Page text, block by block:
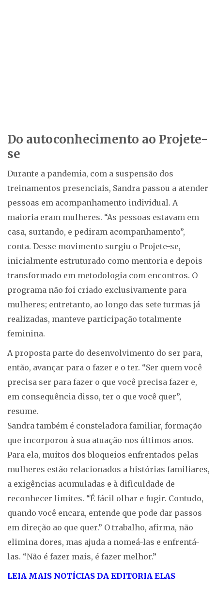
Do autoconhecimento ao Projete-
se
Durante a pandemia, com a suspensão dos
treinamentos presenciais, Sandra passou a atender
pessoas em acompanhamento individual. A
maioria eram mulheres. “As pessoas estavam em
casa, surtando, e pediram acompanhamento”,
conta. Desse movimento surgiu o Projete-se,
inicialmente estruturado como mentoria e depois
transformado em metodologia com encontros. O
programa não foi criado exclusivamente para
mulheres; entretanto, ao longo das sete turmas já
realizadas, manteve participação totalmente
feminina.
A proposta parte do desenvolvimento do ser para,
então, avançar para o fazer e o ter. “Ser quem você
precisa ser para fazer o que você precisa fazer e,
em consequência disso, ter o que você quer”,
resume.
Sandra também é consteladora familiar, formação
que incorporou à sua atuação nos últimos anos.
Para ela, muitos dos bloqueios enfrentados pelas
mulheres estão relacionados a histórias familiares,
a exigências acumuladas e à dificuldade de
reconhecer limites. “É fácil olhar e fugir. Contudo,
quando você encara, entende que pode dar passos
em direção ao que quer.” O trabalho, afirma, não
elimina dores, mas ajuda a nomeá-las e enfrentá-
las. “Não é fazer mais, é fazer melhor.”
LEIA MAIS NOTÍCIAS DA EDITORIA ELAS